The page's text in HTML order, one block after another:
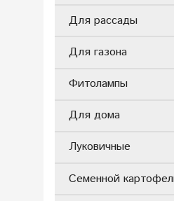
Для рассады
Для газона
Фитолампы
Для дома
Луковичные
Семенной